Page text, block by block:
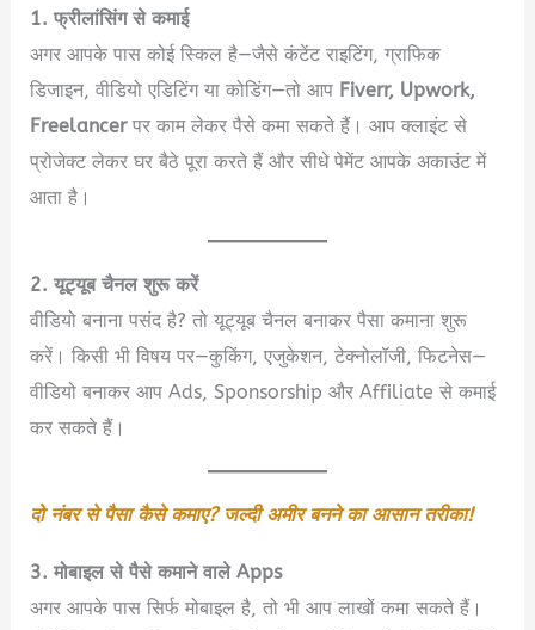
1. फ्रीलांसिंग से कमाई
अगर आपके पास कोई स्किल है—जैसे कंटेंट राइटिंग, ग्राफिक
डिजाइन, वीडियो एडिटिंग या कोडिंग—तो आप Fiverr, Upwork,
Freelancerपर काम लेकर पैसे कमा सकते हैं। आप क्लाइंट से
प्रोजेक्ट लेकर घर बैठे पूरा करते हैं और सीधे पेमेंट आपके अकाउंट में
आता है।
2. यूट्यूब चैनल शुरू करें
वीडियो बनाना पसंद है? तो यूट्यूब चैनल बनाकर पैसा कमाना शुरू
करें। किसी भी विषय पर—कुकिंग, एजुकेशन, टेक्नोलॉजी, फिटनेस—
वीडियो बनाकर आप Ads, Sponsorship और Affiliate से कमाई
कर सकते हैं।
दो नंबर से पैसा कैसे कमाए? जल्दी अमीर बनने का आसान तरीका!
3. मोबाइल से पैसे कमाने वाले Apps
अगर आपके पास सिर्फ मोबाइल है, तो भी आप लाखों कमा सकते हैं।